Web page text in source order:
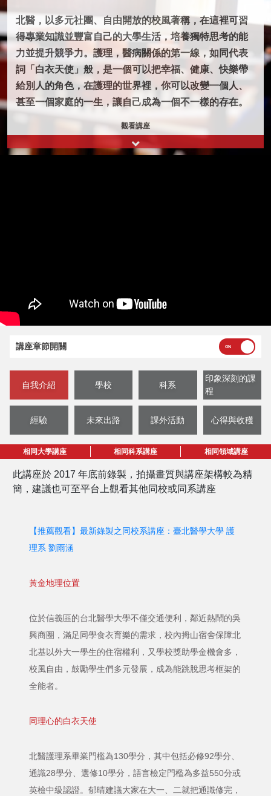
北醫，以多元社團、自由開放的校風著稱，在這裡可習
得專業知識並豐富自己的大學生活，培養獨特思考的能
力並提升競爭力。護理，醫病關係的第一線，如同代表
詞「白衣天使」般，是一個可以把幸福、健康、快樂帶
給別人的角色，在護理的世界裡，你可以改變一個人、
甚至一個家庭的一生，讓自己成為一個不一樣的存在。
觀看講座
講座章節開關
自我介紹 學校 科系
印象深刻的課
程
經驗 未來出路 課外活動 心得與收穫
相同大學講座 相同科系講座 相同領域講座
此講座於 2017 年底前錄製，拍攝畫質與講座架構較為精
簡，建議也可至平台上觀看其他同校或同系講座
【推薦觀看】最新錄製之同校系講座：臺北醫學大學 護
理系 劉雨涵
黃金地理位置
位於信義區的台北醫學大學不僅交通便利，鄰近熱鬧的吳
興商圈，滿足同學食衣育樂的需求，校內拇山宿舍保障北
北基以外大一學生的住宿權利，又學校獎助學金機會多，
校風自由，鼓勵學生們多元發展，成為能跳脫思考框架的
全能者。
同理心的白衣天使
北醫護理系畢業門檻為130學分，其中包括必修92學分、
通識28學分、選修10學分，語言檢定門檻為多益550分或
英檢中級認證。郁晴建議大家在大一、二就把通識修完，